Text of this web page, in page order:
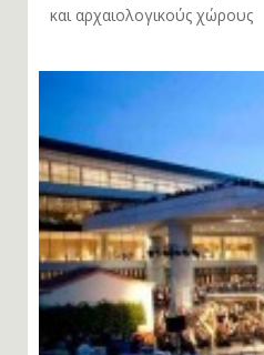
και αρχαιολογικούς χώρους